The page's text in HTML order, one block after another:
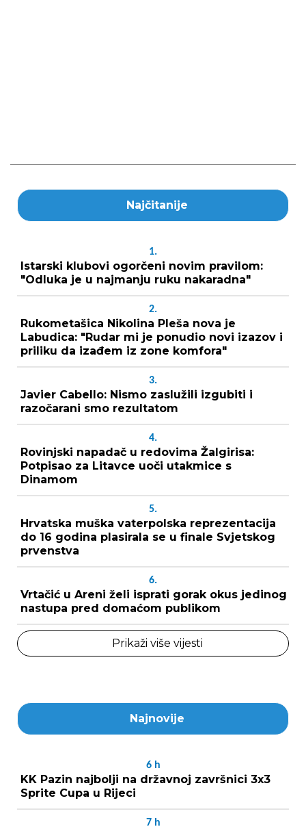
Najčitanije
1.
Istarski klubovi ogorčeni novim pravilom:
"Odluka je u najmanju ruku nakaradna"
2.
Rukometašica Nikolina Pleša nova je
Labudica: "Rudar mi je ponudio novi izazov i
priliku da izađem iz zone komfora"
3.
Javier Cabello: Nismo zaslužili izgubiti i
razočarani smo rezultatom
4.
Rovinjski napadač u redovima Žalgirisa:
Potpisao za Litavce uoči utakmice s
Dinamom
5.
Hrvatska muška vaterpolska reprezentacija
do 16 godina plasirala se u finale Svjetskog
prvenstva
6.
Vrtačić u Areni želi isprati gorak okus jedinog
nastupa pred domaćom publikom
Prikaži više vijesti
Najnovije
6 h
KK Pazin najbolji na državnoj završnici 3x3
Sprite Cupa u Rijeci
7 h